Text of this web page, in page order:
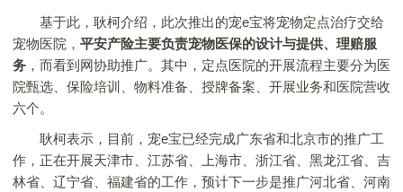
基于此，耿柯介绍，此次推出的宠e宝将宠物定点治疗交给
宠物医院， 平安产险主要负责宠物医保的设计与提供、理赔服
务 ，而看到网协助推广。其中，定点医院的开展流程主要分为医
院甄选、保险培训、物料准备、授牌备案、开展业务和医院营收
六个。
耿柯表示，目前，宠e宝已经完成广东省和北京市的推广工
作，正在开展天津市、江苏省、上海市、浙江省、黑龙江省、吉
林省、辽宁省、福建省的工作，预计下一步是推广河北省、河南